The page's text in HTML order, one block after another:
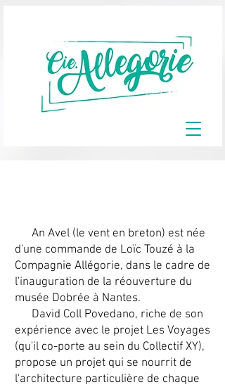
An Avel (le vent en breton) est née
d'une commande de Loïc Touzé à la
Compagnie Allégorie, dans le cadre de
l'inauguration de la réouverture du
musée Dobrée à Nantes.
David Coll Povedano, riche de son
expérience avec le projet Les Voyages
(qu'il co-porte au sein du Collectif XY),
propose un projet qui se nourrit de
l'architecture particulière de chaque